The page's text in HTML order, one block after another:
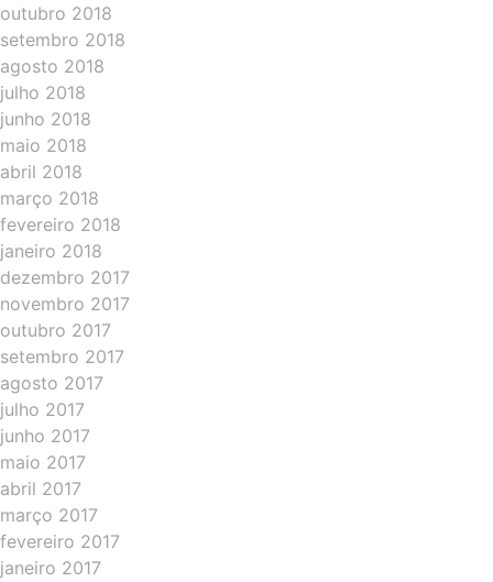
outubro 2018
setembro 2018
agosto 2018
julho 2018
junho 2018
maio 2018
abril 2018
março 2018
fevereiro 2018
janeiro 2018
dezembro 2017
novembro 2017
outubro 2017
setembro 2017
agosto 2017
julho 2017
junho 2017
maio 2017
abril 2017
março 2017
fevereiro 2017
janeiro 2017